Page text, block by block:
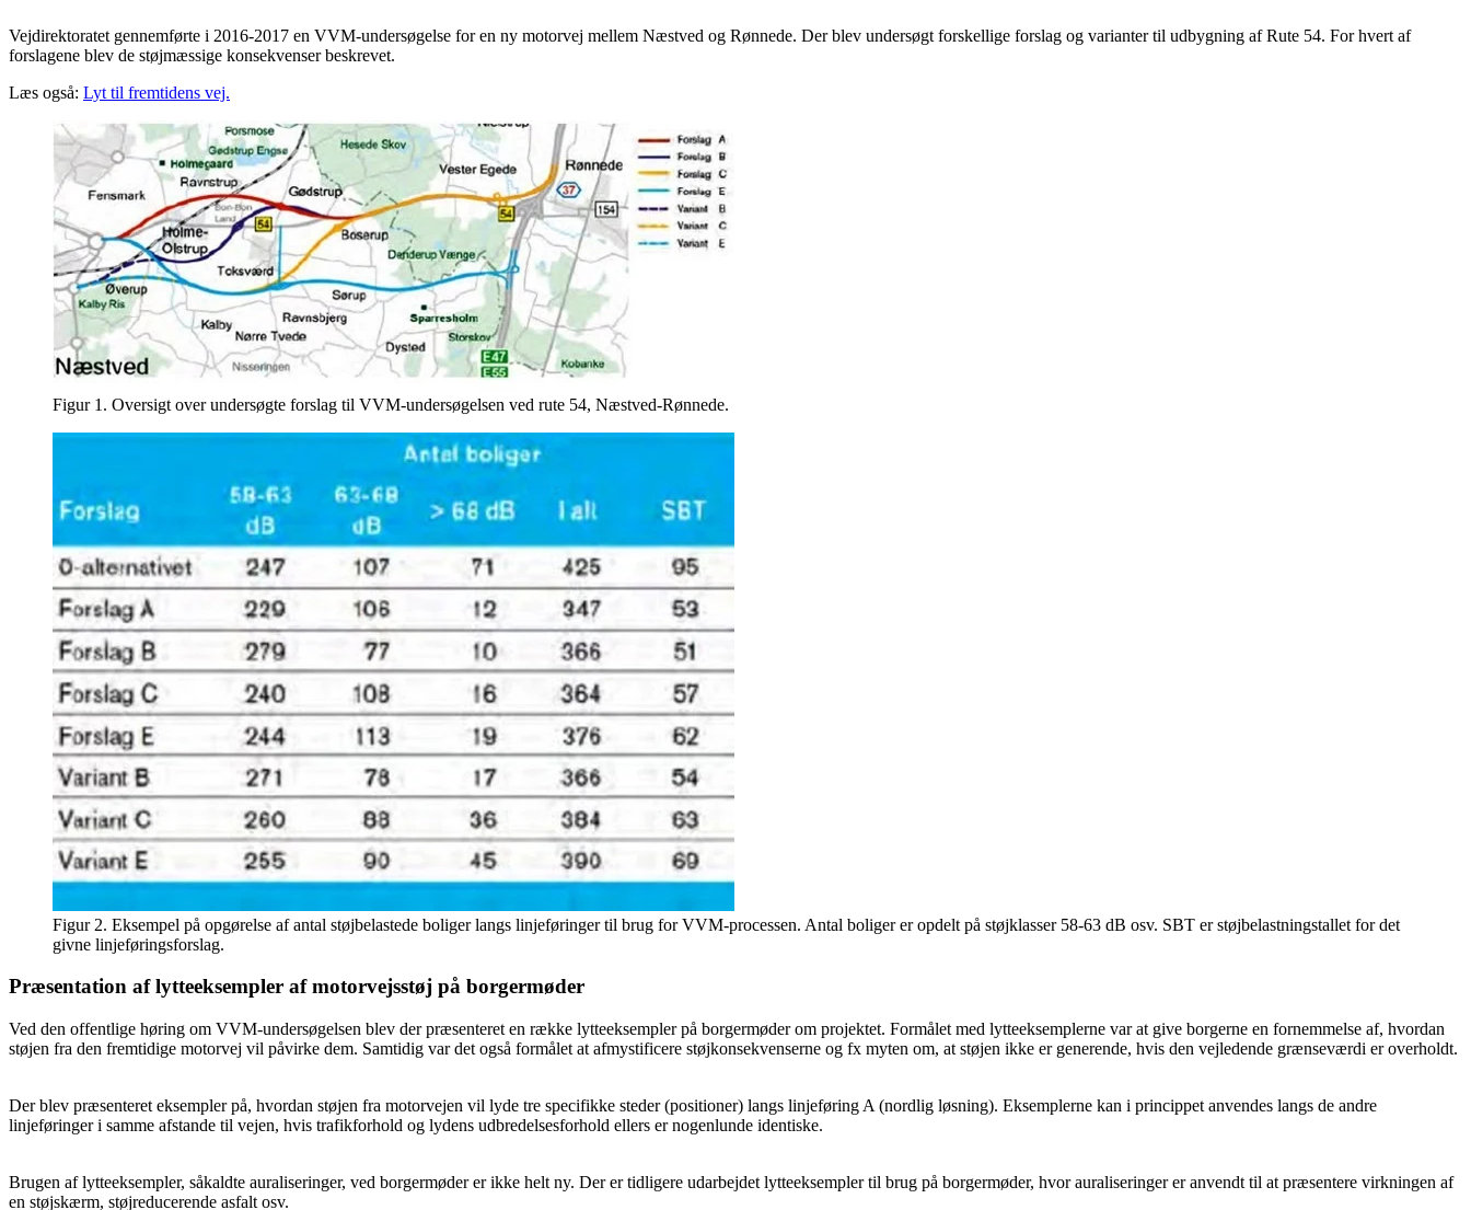
Vejdirektoratet gennemførte i 2016-2017 en VVM-undersøgelse for en ny motorvej mellem Næstved og Rønnede. Der blev undersøgt forskellige forslag og varianter til udbygning af Rute 54. For hvert af
forslagene blev de støjmæssige konsekvenser beskrevet.
Læs også: Lyt til fremtidens vej.
Figur 1. Oversigt over undersøgte forslag til VVM-undersøgelsen ved rute 54, Næstved-Rønnede.
Figur 2. Eksempel på opgørelse af antal støjbelastede boliger langs linjeføringer til brug for VVM-processen. Antal boliger er opdelt på støjklasser 58-63 dB osv. SBT er støjbelastningstallet for det
givne linjeføringsforslag.
Præsentation af lytteeksempler af motorvejsstøj på borgermøder
Ved den offentlige høring om VVM-undersøgelsen blev der præsenteret en række lytteeksempler på borgermøder om projektet. Formålet med lytteeksemplerne var at give borgerne en fornemmelse af, hvordan
støjen fra den fremtidige motorvej vil påvirke dem. Samtidig var det også formålet at afmystificere støjkonsekvenserne og fx myten om, at støjen ikke er generende, hvis den vejledende grænseværdi er overholdt.
Der blev præsenteret eksempler på, hvordan støjen fra motorvejen vil lyde tre specifikke steder (positioner) langs linjeføring A (nordlig løsning). Eksemplerne kan i princippet anvendes langs de andre
linjeføringer i samme afstande til vejen, hvis trafikforhold og lydens udbredelsesforhold ellers er nogenlunde identiske.
Brugen af lytteeksempler, såkaldte auraliseringer, ved borgermøder er ikke helt ny. Der er tidligere udarbejdet lytteeksempler til brug på borgermøder, hvor auraliseringer er anvendt til at præsentere virkningen af
en støjskærm, støjreducerende asfalt osv.